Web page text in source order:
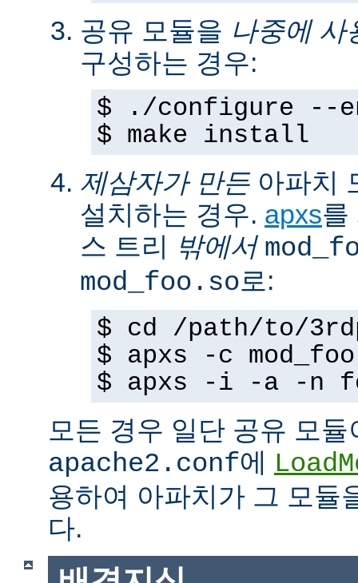
공유 모듈을 나중에 사
구성하는 경우:
$ ./configure --
$ make install
제삼자가 만든아파치
설치하는 경우. apxs를
스 트리 밖에서
mod_foo.so로:
$ cd /path/to/
$ apxs -c
$ apxs -i -a -n
모든 경우 일단 공유 모
apache2.conf에
용하여 아파치가 그 모듈
다.